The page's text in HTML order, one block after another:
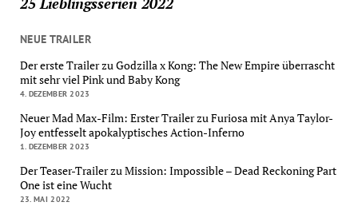
NEUE TRAILER
Der erste Trailer zu Godzilla x Kong: The New Empire überrascht
mit sehr viel Pink und Baby Kong
4. DEZEMBER 2023
Neuer Mad Max-Film: Erster Trailer zu Furiosa mit Anya Taylor-
Joy entfesselt apokalyptisches Action-Inferno
1. DEZEMBER 2023
Der Teaser-Trailer zu Mission: Impossible – Dead Reckoning Part
One ist eine Wucht
23. MAI 2022